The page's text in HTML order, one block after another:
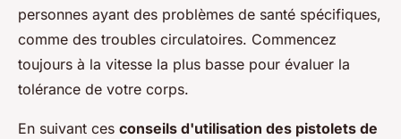
personnes ayant des problèmes de santé spécifiques,
comme des troubles circulatoires. Commencez
toujours à la vitesse la plus basse pour évaluer la
tolérance de votre corps.
En suivant ces conseils d'utilisation des pistolets de